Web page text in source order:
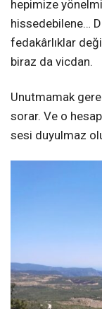
hepimize
hissedebilene…
fedakârlıklar
biraz da vicdan.
Unutmamak
sorar. Ve o
sesi duyulmaz